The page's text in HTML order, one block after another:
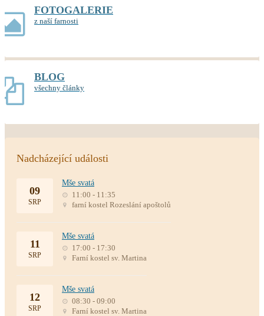
FOTOGALERIE
z naší farnosti
BLOG
všechny články
Nadcházející události
09
SRP
Mše svatá
11:00 - 11:35
farní kostel Rozeslání apoštolů
11
SRP
Mše svatá
17:00 - 17:30
Farní kostel sv. Martina
12
SRP
Mše svatá
08:30 - 09:00
Farní kostel sv. Martina